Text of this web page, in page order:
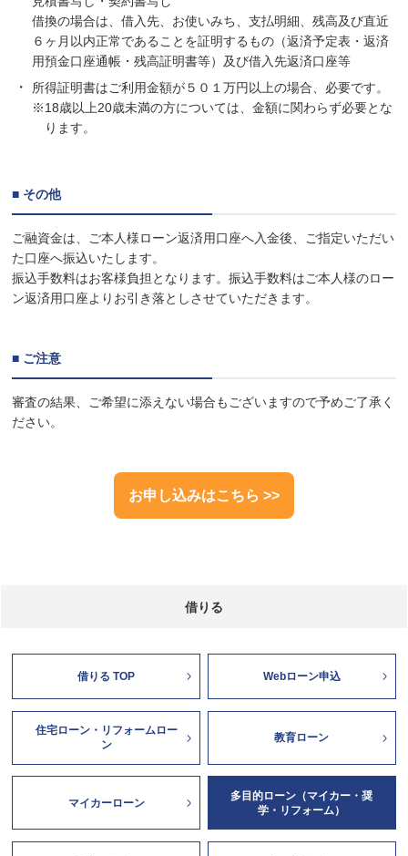
借換の場合は、借入先、お使いみち、支払明細、残高及び直近
６ヶ月以内正常であることを証明するもの（返済予定表・返済
用預金口座通帳・残高証明書等）及び借入先返済口座等
所得証明書はご利用金額が５０１万円以上の場合、必要です。
※18歳以上20歳未満の方については、金額に関わらず必要とな
ります。
■ その他
ご融資金は、ご本人様ローン返済用口座へ入金後、ご指定いただい
た口座へ振込いたします。
振込手数料はお客様負担となります。振込手数料はご本人様のロー
ン返済用口座よりお引き落としさせていただきます。
■ ご注意
審査の結果、ご希望に添えない場合もございますので予めご了承く
ださい。
お申し込みはこちら >>
借りる
借りる TOP Webローン申込
住宅ローン・リフォームロー
ン
教育ローン
マイカーローン
多目的ローン（マイカー・奨
学・リフォーム）